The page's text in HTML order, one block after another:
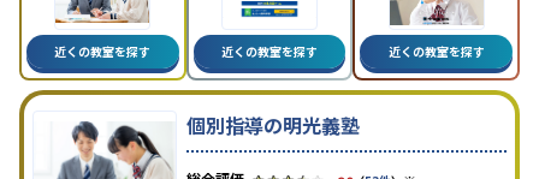
近くの教室を探す 近くの教室を探す 近くの教室を探す
個別指導の明光義塾